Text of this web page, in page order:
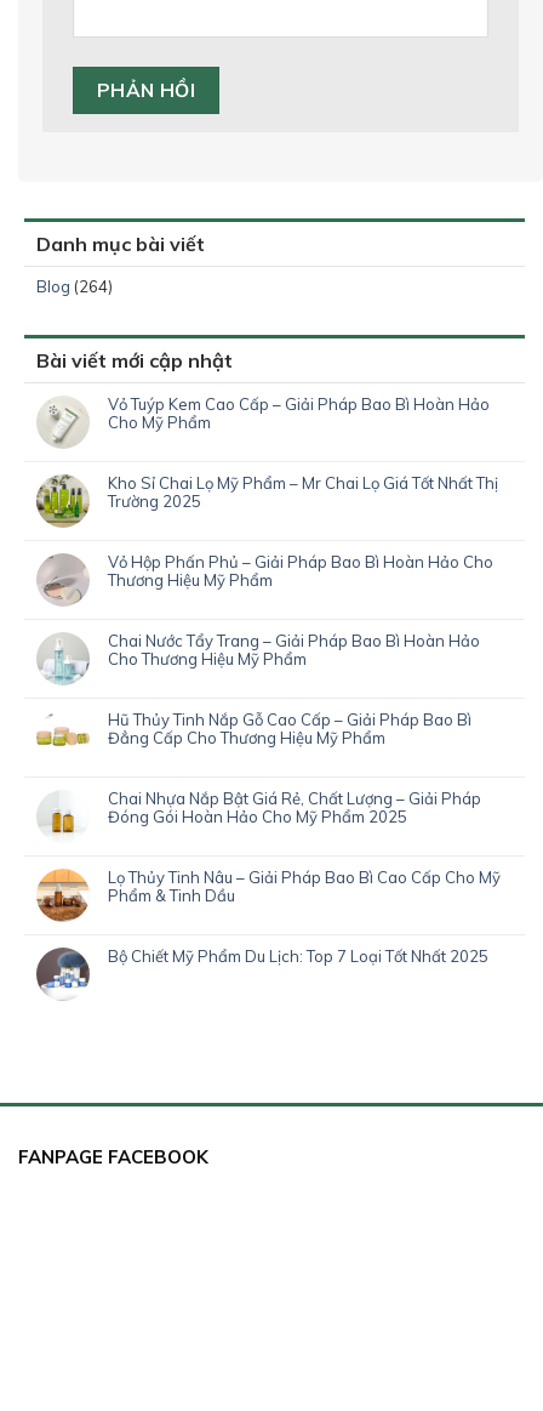
Danh mục bài viết
Blog (264)
Bài viết mới cập nhật
Vỏ Tuýp Kem Cao Cấp – Giải Pháp Bao Bì Hoàn Hảo
Cho Mỹ Phẩm
Kho Sỉ Chai Lọ Mỹ Phẩm – Mr Chai Lọ Giá Tốt Nhất Thị
Trường 2025
Vỏ Hộp Phấn Phủ – Giải Pháp Bao Bì Hoàn Hảo Cho
Thương Hiệu Mỹ Phẩm
Chai Nước Tẩy Trang – Giải Pháp Bao Bì Hoàn Hảo
Cho Thương Hiệu Mỹ Phẩm
Hũ Thủy Tinh Nắp Gỗ Cao Cấp – Giải Pháp Bao Bì
Đẳng Cấp Cho Thương Hiệu Mỹ Phẩm
Chai Nhựa Nắp Bật Giá Rẻ, Chất Lượng – Giải Pháp
Đóng Gói Hoàn Hảo Cho Mỹ Phẩm 2025
Lọ Thủy Tinh Nâu – Giải Pháp Bao Bì Cao Cấp Cho Mỹ
Phẩm & Tinh Dầu
Bộ Chiết Mỹ Phẩm Du Lịch: Top 7 Loại Tốt Nhất 2025
FANPAGE FACEBOOK